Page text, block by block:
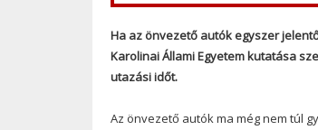
Ha az önvezető autók egyszer
Karolinai Állami Egyetem kutatása
utazási időt.
Az önvezető autók ma még nem túl